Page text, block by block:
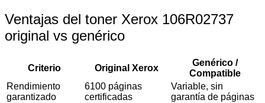
Ventajas del toner Xerox 106R02737
original vs genérico
Criterio Original Xerox
Genérico /
Compatible
Rendimiento
garantizado
6100 páginas
certificadas
Variable, sin
garantía de páginas